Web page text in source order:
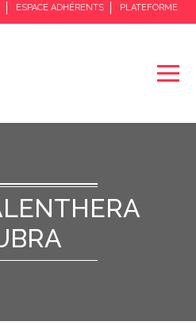
ESPACE ADHÉRENTS PLATEFORME